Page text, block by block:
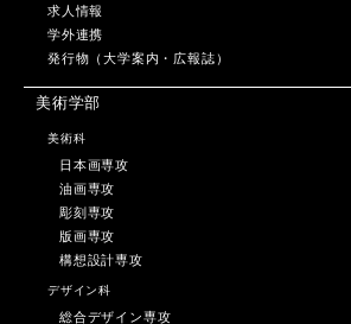
求人情報
学外連携
発行物（大学案内・広報誌）
美術学部
美術科
日本画専攻
油画専攻
彫刻専攻
版画専攻
構想設計専攻
デザイン科
総合デザイン専攻